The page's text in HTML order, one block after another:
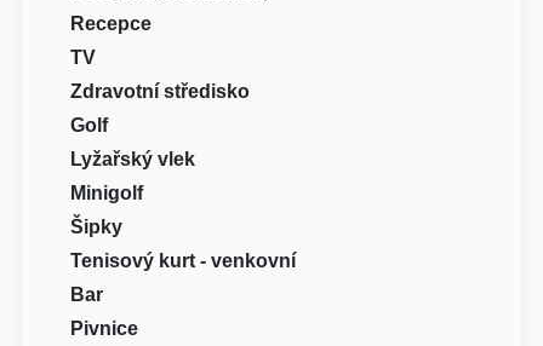
Recepce
TV
Zdravotní středisko
Golf
Lyžařský vlek
Minigolf
Šipky
Tenisový kurt - venkovní
Bar
Pivnice